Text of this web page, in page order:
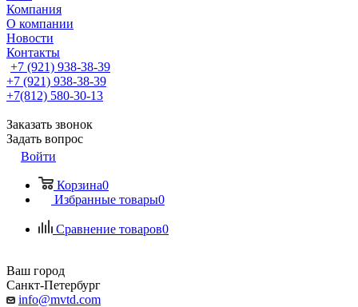
Компания
О компании
Новости
Контакты
+7 (921) 938-38-39
+7 (921) 938-38-39
+7(812) 580-30-13
Заказать звонок
Задать вопрос
Войти
Корзина0
Избранные товары0
Сравнение товаров0
Ваш город
Санкт-Петербург
info@mvtd.com